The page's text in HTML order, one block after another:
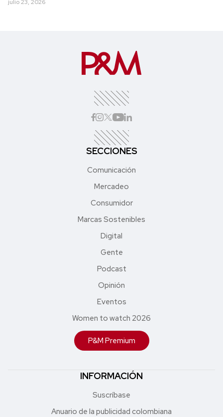
julio 23, 2026
SECCIONES
Comunicación
Mercadeo
Consumidor
Marcas Sostenibles
Digital
Gente
Podcast
Opinión
Eventos
Women to watch 2026
P&M Premium
INFORMACIÓN
Suscríbase
Anuario de la publicidad colombiana